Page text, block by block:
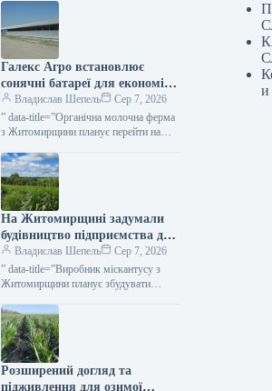
Галекс Агро встановлює
сонячні батареї для економії
на обробці молока —
КУРКУЛЬ
Владислав Шепель
Сер 7, 2026
” data-title=”Органічна молочна ферма
з Житомирщини планує перейти на
url=”https://kurkul.com/news/41866-
organichna-molochna-ferma-z-
jitomirschini-planuye-pereyti-na-
sonyachnu-energiyu”> Ферма
органічного молока на Житомирщині
має намір перейти…
На Житомирщині задумали
будівництво підприємства для
обробки міскантусу —
КУРКУЛЬ
Владислав Шепель
Сер 7, 2026
” data-title=”Виробник міскантусу з
Житомирщини планує збудувати
url=”https://kurkul.com/news/41863-
virobnik-miskantusu-z-jitomirschini-
planuye-zbuduvati-peletniy-zavod”>
Виробник міскантусу з Житомирщини
планує збудувати пелетний завод 7
серпня…
Розширений догляд та
підживлення для озимої
и